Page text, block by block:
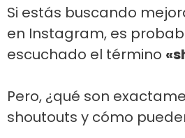
Si estás buscando
en Instagram, es
escuchado el término
Pero, ¿qué son
shoutouts y cómo